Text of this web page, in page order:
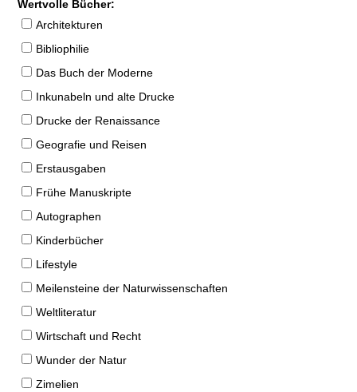
Wertvolle Bücher:
Architekturen
Bibliophilie
Das Buch der Moderne
Inkunabeln und alte Drucke
Drucke der Renaissance
Geografie und Reisen
Erstausgaben
Frühe Manuskripte
Autographen
Kinderbücher
Lifestyle
Meilensteine der Naturwissenschaften
Weltliteratur
Wirtschaft und Recht
Wunder der Natur
Zimelien